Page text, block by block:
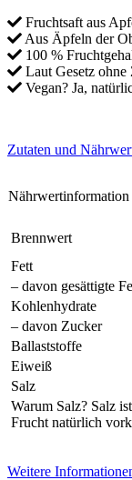
Fruchtsaft aus
Aus Äpfeln der
100 %
Laut Gesetz ohne
Vegan? Ja,
Zutaten und
Brennwert
Fett
– davon gesättigte
Kohlenhydrate
– davon Zucker
Ballaststoffe
Eiweiß
Salz
Warum Salz? Salz
Frucht natürlich
Weitere